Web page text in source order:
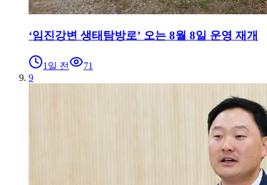
‘임진강변 생태탐방로’ 오는 8월 8일 운영 재개
1일 전
71
9